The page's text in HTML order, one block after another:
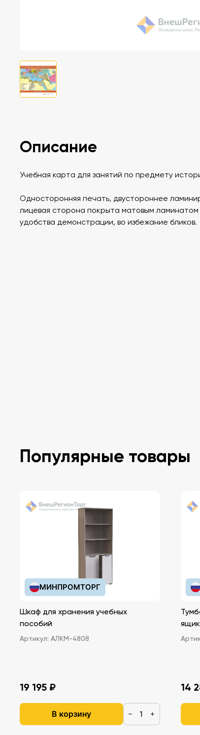
Описание
Учебная карта для занятий по предмету
Односторонняя печать, двустороннее
лицевая сторона покрыта матовым ламинатом
удобства демонстрации, во избежание бликов.
Популярные товары
МИНПРОМТОРГ
Шкаф для хранения учебных
пособий
Артикул: АЛКМ-4808
19 195 ₽
В корзину − +
14